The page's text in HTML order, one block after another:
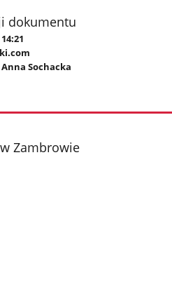
dokumentu
Anna Sochacka
Zambrowie